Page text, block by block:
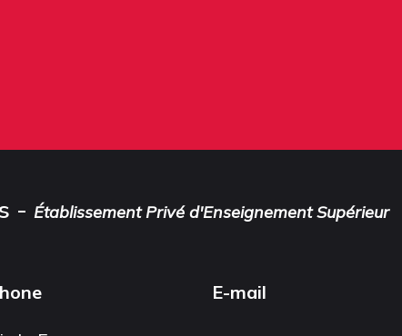
- Établissement Privé d'Enseignement Supérieur
E-mail